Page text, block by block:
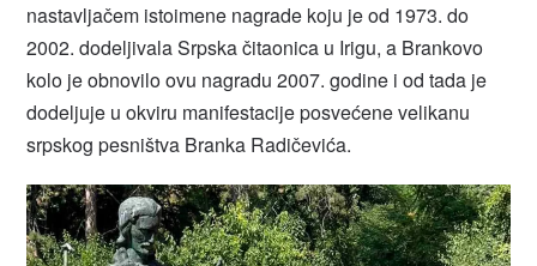
nastavljačem istoimene nagrade koju je od 1973. do
2002. dodeljivala Srpska čitaonica u Irigu, a Brankovo
kolo je obnovilo ovu nagradu 2007. godine i od tada je
dodeljuje u okviru manifestacije posvećene velikanu
srpskog pesništva Branka Radičevića.